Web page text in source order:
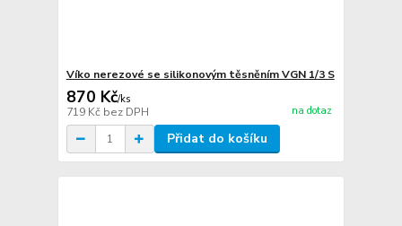
Víko nerezové se silikonovým těsněním VGN 1/3 S
870 Kč/ks
719 Kč bez DPH na dotaz
Přidat do košíku